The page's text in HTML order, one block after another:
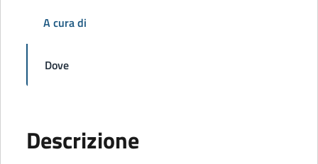
A cura di
Dove
Descrizione